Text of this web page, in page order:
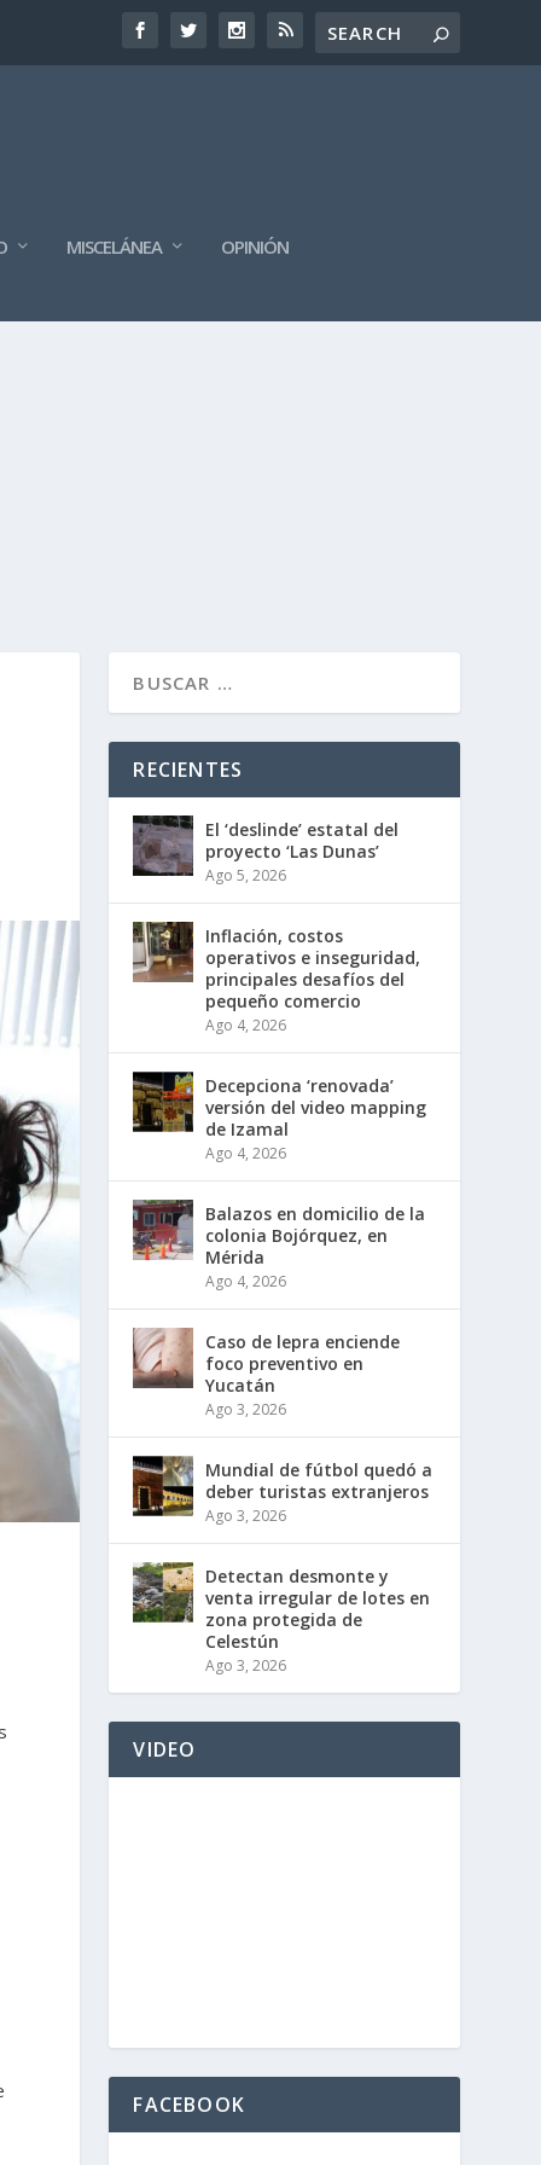
MISCELÁNEA OPINIÓN
RECIENTES
El ‘deslinde’ estatal del
proyecto ‘Las Dunas’
Ago 5, 2026
Inflación, costos
operativos e inseguridad,
principales desafíos del
pequeño comercio
Ago 4, 2026
Decepciona ‘renovada’
versión del video mapping
de Izamal
Ago 4, 2026
Balazos en domicilio de la
colonia Bojórquez, en
Mérida
Ago 4, 2026
Caso de lepra enciende
foco preventivo en
Yucatán
Ago 3, 2026
Mundial de fútbol quedó a
deber turistas extranjeros
Ago 3, 2026
Detectan desmonte y
venta irregular de lotes en
zona protegida de
Celestún
Ago 3, 2026
VIDEO
FACEBOOK